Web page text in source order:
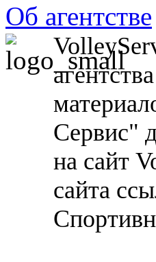
Об агентстве
Сервис"
на сайт
сайта